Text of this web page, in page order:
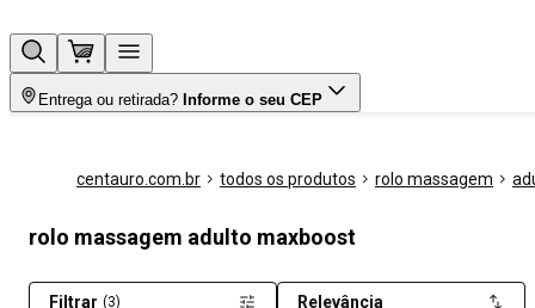
Entrega ou retirada? Informe o seu CEP
centauro.com.br todos os produtos rolo massagem
rolo massagem adulto maxboost
Filtrar (3) Relevância